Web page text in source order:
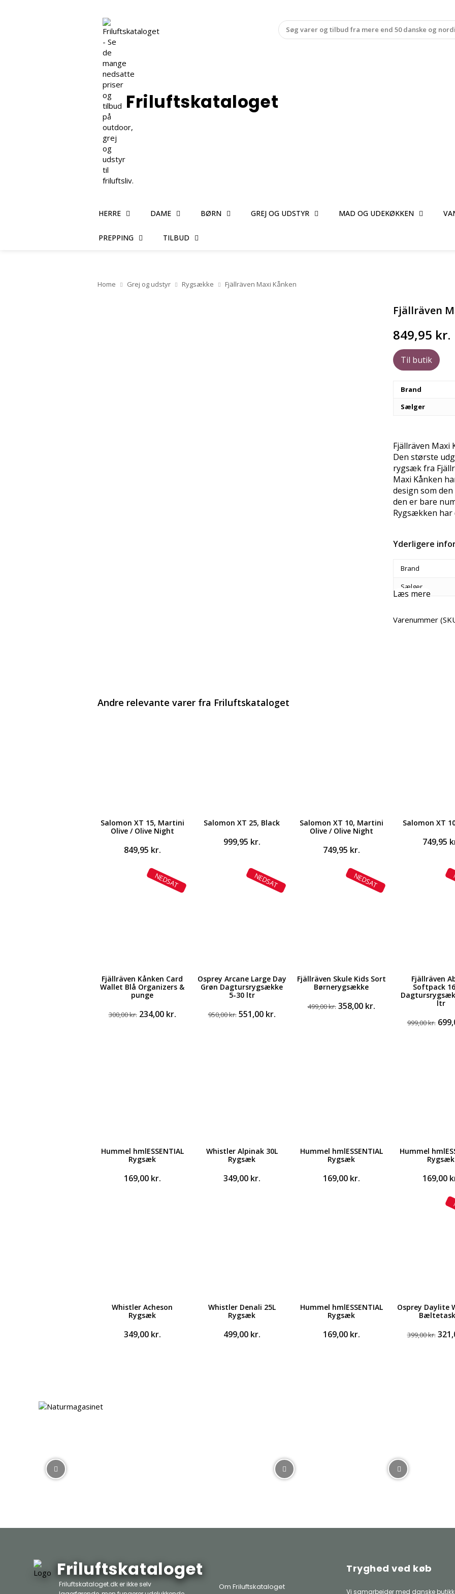
Friluftskataloget
HERRE DAME BØRN GREJ OG UDSTYR MAD OG UDEKØKKEN
PREPPING TILBUD
Home Grej og udstyr Rygsække Fjällräven Maxi Kånken
Fjällräven
849,95 kr.
Til butik
Brand
Sælger
Fjällräven Maxi
Den største
rygsæk fra
Maxi Kånken
design som
den er bare
Rygsækken
Yderligere
Brand
Sælger
Læs mere
Varenummer
Andre relevante varer fra Friluftskataloget
Salomon XT 15, Martini
Olive / Olive Night
849,95 kr.
Salomon XT 25, Black
999,95 kr.
Salomon XT 10, Martini
Olive / Olive Night
749,95 kr.
Salomon XT
749,95
NEDSAT
Fjällräven Kånken Card
Wallet Blå Organizers &
punge
300,00kr. Den
234,00 kr.Den
NEDSAT
Osprey Arcane Large Day
Grøn Dagtursrygsække
5-30 ltr
950,00kr. Den
551,00 kr.Den
NEDSAT
Fjällräven Skule Kids Sort
Børnerygsække
499,00kr. Den
358,00 kr.Den
Fjällräven
Softpack
ltr
999,00kr. Den
Hummel hmlESSENTIAL
Rygsæk
169,00 kr.
Whistler Alpinak 30L
Rygsæk
349,00 kr.
Hummel hmlESSENTIAL
Rygsæk
169,00 kr.
Hummel
Rygsæk
169,00
Whistler Acheson
Rygsæk
349,00 kr.
Whistler Denali 25L
Rygsæk
499,00 kr.
Hummel hmlESSENTIAL
Rygsæk
169,00 kr.
Osprey Daylite
399,00kr. Den
Friluftskataloget
Friluftskataloget.dk er ikke selv
Om Friluftskataloget
Tryghed ved køb
Vi samarbejder med danske